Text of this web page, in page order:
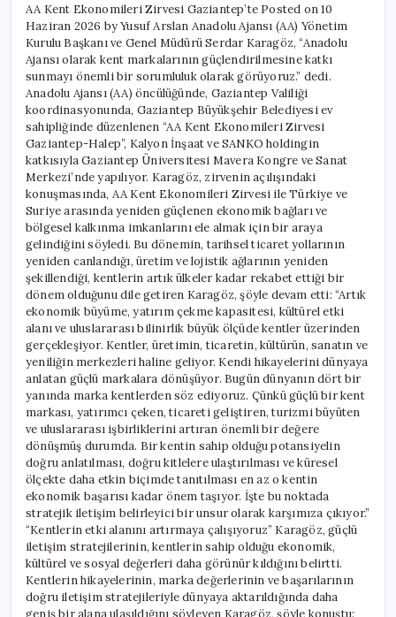
AA Kent Ekonomileri Zirvesi Gaziantep’te Posted on 10
Haziran 2026 by Yusuf Arslan Anadolu Ajansı (AA) Yönetim
Kurulu Başkanı ve Genel Müdürü Serdar Karagöz, “Anadolu
Ajansı olarak kent markalarının güçlendirilmesine katkı
sunmayı önemli bir sorumluluk olarak görüyoruz.” dedi.
Anadolu Ajansı (AA) öncülüğünde, Gaziantep Valiliği
koordinasyonunda, Gaziantep Büyükşehir Belediyesi ev
sahipliğinde düzenlenen “AA Kent Ekonomileri Zirvesi
Gaziantep-Halep”, Kalyon İnşaat ve SANKO holdingin
katkısıyla Gaziantep Üniversitesi Mavera Kongre ve Sanat
Merkezi’nde yapılıyor. Karagöz, zirvenin açılışındaki
konuşmasında, AA Kent Ekonomileri Zirvesi ile Türkiye ve
Suriye arasında yeniden güçlenen ekonomik bağları ve
bölgesel kalkınma imkanlarını ele almak için bir araya
gelindiğini söyledi. Bu dönemin, tarihsel ticaret yollarının
yeniden canlandığı, üretim ve lojistik ağlarının yeniden
şekillendiği, kentlerin artık ülkeler kadar rekabet ettiği bir
dönem olduğunu dile getiren Karagöz, şöyle devam etti: “Artık
ekonomik büyüme, yatırım çekme kapasitesi, kültürel etki
alanı ve uluslararası bilinirlik büyük ölçüde kentler üzerinden
gerçekleşiyor. Kentler, üretimin, ticaretin, kültürün, sanatın ve
yeniliğin merkezleri haline geliyor. Kendi hikayelerini dünyaya
anlatan güçlü markalara dönüşüyor. Bugün dünyanın dört bir
yanında marka kentlerden söz ediyoruz. Çünkü güçlü bir kent
markası, yatırımcı çeken, ticareti geliştiren, turizmi büyüten
ve uluslararası işbirliklerini artıran önemli bir değere
dönüşmüş durumda. Bir kentin sahip olduğu potansiyelin
doğru anlatılması, doğru kitlelere ulaştırılması ve küresel
ölçekte daha etkin biçimde tanıtılması en az o kentin
ekonomik başarısı kadar önem taşıyor. İşte bu noktada
stratejik iletişim belirleyici bir unsur olarak karşımıza çıkıyor.”
“Kentlerin etki alanını artırmaya çalışıyoruz” Karagöz, güçlü
iletişim stratejilerinin, kentlerin sahip olduğu ekonomik,
kültürel ve sosyal değerleri daha görünür kıldığını belirtti.
Kentlerin hikayelerinin, marka değerlerinin ve başarılarının
doğru iletişim stratejileriyle dünyaya aktarıldığında daha
geniş bir alana ulaşıldığını söyleyen Karagöz, şöyle konuştu: